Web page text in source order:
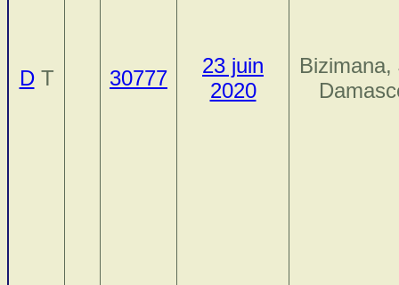
DT 30777
23 juin
2020
Bizimana,